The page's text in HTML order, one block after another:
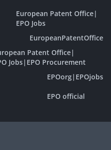
European Patent Office|
EPO Jobs
EuropeanPatentOffice
Patent Office|
Jobs| EPO Procurement
EPOorg| EPOjobs
EPO official